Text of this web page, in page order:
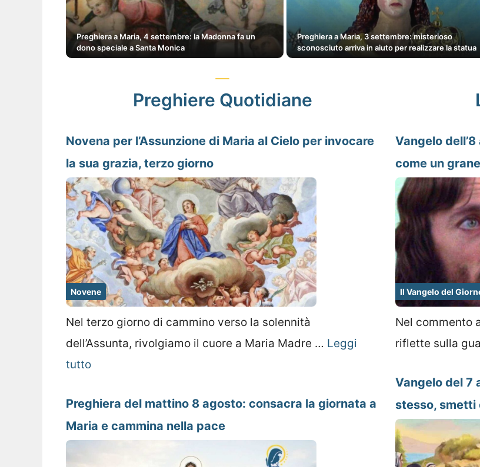
Preghiera a Maria, 4 settembre: la Madonna fa un
dono speciale a Santa Monica
Preghiera a Maria, 3 settembre: misterioso
sconosciuto arriva in aiuto per realizzare la statua
Preghiere Quotidiane
Novena per l’Assunzione di Maria al Cielo per invocare
la sua grazia, terzo giorno
Novene
Nel terzo giorno di cammino verso la solennità
dell’Assunta, rivolgiamo il cuore a Maria Madre … Leggi
tutto
Preghiera del mattino 8 agosto: consacra la giornata a
Maria e cammina nella pace
Vangelo
come un
Il Vangelo del
Nel commento
riflette sulla
Vangelo del 7
stesso,